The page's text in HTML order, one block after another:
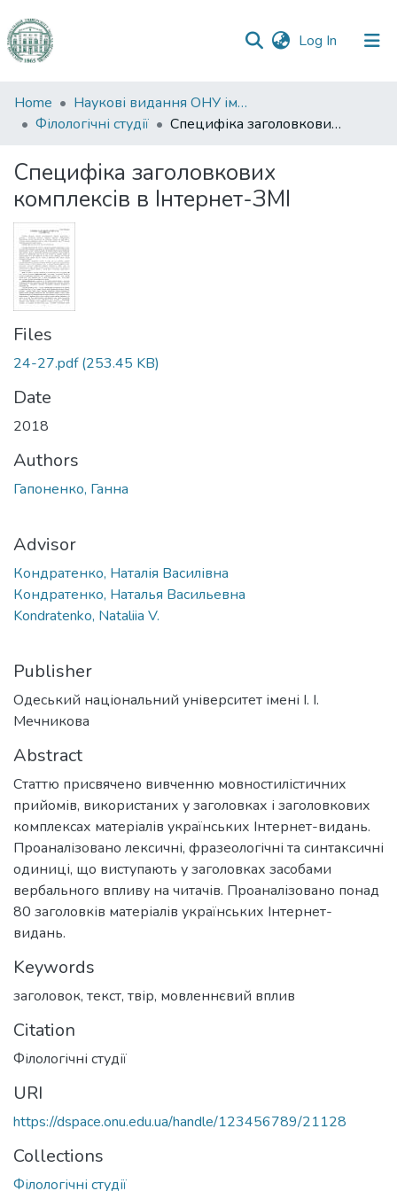
Log In (current)
Communities
&
All of DSpace
Statistics
Home
Наукові видання ОНУ імені І. І. Мечникова
Філологічні студії
Специфіка заголовкових комплексів в Інтернет-ЗМІ
Специфіка заголовкових
комплексів в Інтернет-ЗМІ
Files
24-27.pdf(253.45 KB)
Date
2018
Authors
Гапоненко, Ганна
Advisor
Кондратенко, Наталія Василівна
Кондратенко, Наталья Васильевна
Kondratenko, Nataliia V.
Publisher
Одеський національний університет імені І. І.
Мечникова
Abstract
Статтю присвячено вивченню мовностилістичних
прийомів, використаних у заголовках і заголовкових
комплексах матеріалів українських Інтернет-видань.
Проаналізовано лексичні, фразеологічні та синтаксичні
одиниці, що виступають у заголовках засобами
вербального впливу на читачів. Проаналізовано понад
80 заголовків матеріалів українських Інтернет-
видань.
Keywords
заголовок, текст, твір, мовленнєвий вплив
Citation
Філологічні студії
URI
https://dspace.onu.edu.ua/handle/123456789/21128
Collections
Філологічні студії